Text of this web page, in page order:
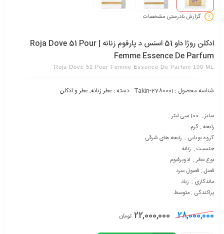
گزارش نادرستی مشخصات
ادکلن روژا داو 51 اسنس د پارفوم زنانه | Roja Dove 51 Pour
Femme Essence De Parfum
Roja Dove 51 Pour Femme Essence De Parfum 100 ML
شناسه محصول : Takin-2780001 دسته : عطر زنانه,عطر و ادکلن
سایز : 100 میی لیتر
رایحه : گرم
گروه بویایی : رایحه های شرقی
جنسیت : زنانه
نوع عطر : ادوپرفیوم
فصل : فصول سرد
ماندگاری : زیاد
پراکندگی : متوسط
28,000,000
22,000,000 تومان